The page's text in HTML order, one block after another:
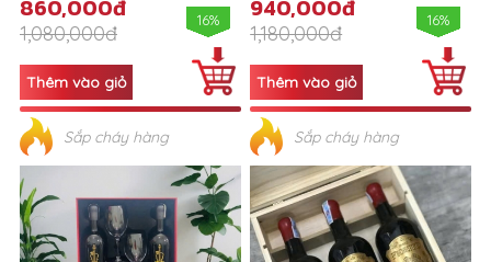
860,000đ
1,080,000đ
16%
Sắp cháy hàng
940,000đ
1,180,000đ
16%
Sắp cháy hàng